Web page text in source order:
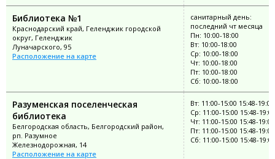
Библиотека №1
Краснодарский край, Геленджик городской
округ, Геленджик
Луначарского, 95
Расположение на карте
санитарный день:
последний чт месяца
Пн: 10:00-18:00
Вт: 10:00-18:00
Ср: 10:00-18:00
Чт: 10:00-18:00
Пт: 10:00-18:00
Сб: 10:00-18:00
Разуменская поселенческая
библиотека
Белгородская область, Белгородский район,
рп. Разумное
Железнодорожная, 14
Расположение на карте
Вт: 11:00-15:00 15:48-19:00
Ср: 11:00-15:00 15:48-19:00
Чт: 11:00-15:00 15:48-19:00
Пт: 11:00-15:00 15:48-19:00
Сб: 11:00-15:00 15:48-19:00